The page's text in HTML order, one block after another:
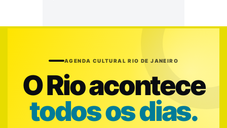
AGENDA CULTURAL RIO DE JANEIRO
O Rio acontece
todos os dias.